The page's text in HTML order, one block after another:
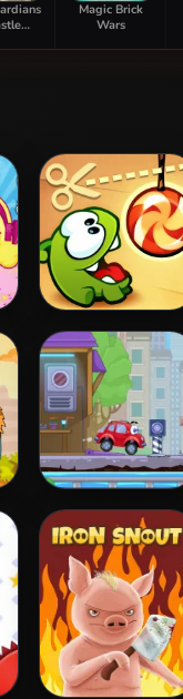
Magic Brick
Wars
Cut the Rope
Wheely 4 - Time
Travel